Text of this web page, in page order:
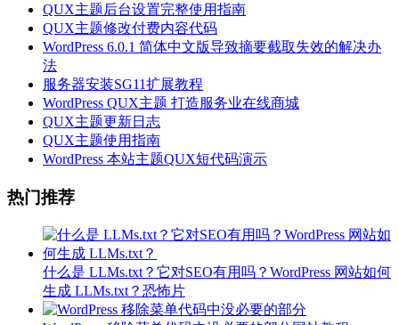
QUX主题后台设置完整使用指南
QUX主题修改付费内容代码
WordPress 6.0.1 简体中文版导致摘要截取失效的解决办
法
服务器安装SG11扩展教程
WordPress QUX主题 打造服务业在线商城
QUX主题更新日志
QUX主题使用指南
WordPress 本站主题QUX短代码演示
热门推荐
什么是 LLMs.txt？它对SEO有用吗？WordPress 网站如何
生成 LLMs.txt？ 恐怖片